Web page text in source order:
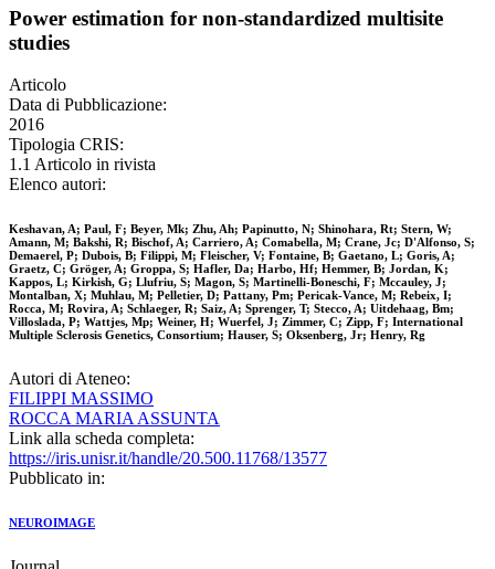
Power estimation for non-standardized multisite
studies
Articolo
Data di Pubblicazione:
2016
Tipologia CRIS:
1.1 Articolo in rivista
Elenco autori:
Keshavan, A; Paul, F; Beyer, Mk; Zhu, Ah; Papinutto, N; Shinohara, Rt; Stern, W;
Amann, M; Bakshi, R; Bischof, A; Carriero, A; Comabella, M; Crane, Jc; D'Alfonso, S;
Demaerel, P; Dubois, B; Filippi, M; Fleischer, V; Fontaine, B; Gaetano, L; Goris, A;
Graetz, C; Gröger, A; Groppa, S; Hafler, Da; Harbo, Hf; Hemmer, B; Jordan, K;
Kappos, L; Kirkish, G; Llufriu, S; Magon, S; Martinelli-Boneschi, F; Mccauley, J;
Montalban, X; Muhlau, M; Pelletier, D; Pattany, Pm; Pericak-Vance, M; Rebeix, I;
Rocca, M; Rovira, A; Schlaeger, R; Saiz, A; Sprenger, T; Stecco, A; Uitdehaag, Bm;
Villoslada, P; Wattjes, Mp; Weiner, H; Wuerfel, J; Zimmer, C; Zipp, F; International
Multiple Sclerosis Genetics, Consortium; Hauser, S; Oksenberg, Jr; Henry, Rg
Autori di Ateneo:
FILIPPI MASSIMO
ROCCA MARIA ASSUNTA
Link alla scheda completa:
https://iris.unisr.it/handle/20.500.11768/13577
Pubblicato in:
NEUROIMAGE